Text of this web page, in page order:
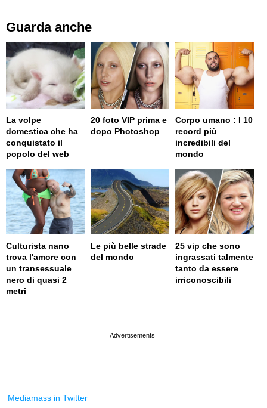
Guarda anche
La volpe
domestica che ha
conquistato il
popolo del web
20 foto VIP prima e
dopo Photoshop
Corpo umano : I 10
record più
incredibili del
mondo
Culturista nano
trova l'amore con
un transessuale
nero di quasi 2
metri
Le più belle strade
del mondo
25 vip che sono
ingrassati talmente
tanto da essere
irriconoscibili
Mediamass in Twitter